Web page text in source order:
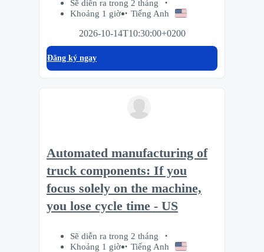
Sẽ diễn ra trong 2 tháng
Khoảng 1 giờ
Tiếng Anh
2026-10-14T10:30:00+0200
Đăng ký ngay
Automated manufacturing of
truck components: If you
focus solely on the machine,
you lose cycle time - US
Sẽ diễn ra trong 2 tháng
Khoảng 1 giờ
Tiếng Anh